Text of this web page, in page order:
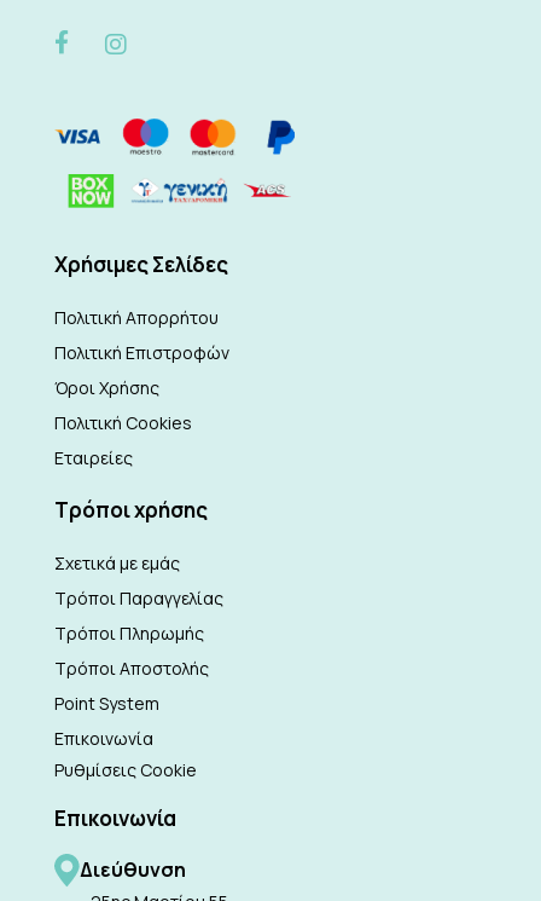
Xρήσιμες Σελίδες
Πολιτική Απορρήτου
Πολιτική Επιστροφών
Όροι Χρήσης
Πολιτική Cookies
Εταιρείες
Τρόποι χρήσης
Σχετικά με εμάς
Τρόποι Παραγγελίας
Τρόποι Πληρωμής
Τρόποι Αποστολής
Point System
Επικοινωνία
Ρυθμίσεις Cookie
Επικοινωνία
Διεύθυνση